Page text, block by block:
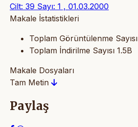
Cilt: 39 Sayı: 1 , 01.03.2000
Makale İstatistikleri
Toplam Görüntülenme Sayısı
Toplam İndirilme Sayısı 1.5B
Makale Dosyaları
Tam Metin
Paylaş